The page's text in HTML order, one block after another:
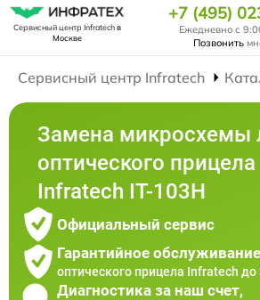
Сервисный центр Infratechв
Москве
+7 (495)
Ежедневно с
Позвонить
Сервисный центр Infratech
Замена микросхемы
оптического прицела
Infratech IT-103Н
Официальный сервис
Гарантийное обслуживание
оптического прицела Infratech до
Диагностика за наш счет,